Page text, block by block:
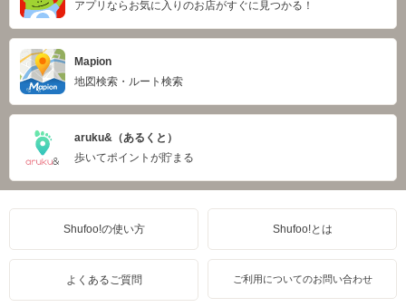
アプリならお気に入りのお店がすぐに見つかる！
Mapion
地図検索・ルート検索
aruku&（あるくと）
歩いてポイントが貯まる
Shufoo!の使い方 Shufoo!とは
よくあるご質問 ご利用についてのお問い合わせ